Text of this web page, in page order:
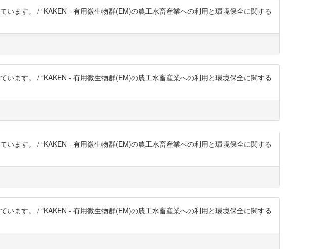
ます。 / “KAKEN - 有用微生物群(EM)の農工水畜産業への利用と環境保全に関する
ます。 / “KAKEN - 有用微生物群(EM)の農工水畜産業への利用と環境保全に関する
ます。 / “KAKEN - 有用微生物群(EM)の農工水畜産業への利用と環境保全に関する
ます。 / “KAKEN - 有用微生物群(EM)の農工水畜産業への利用と環境保全に関する